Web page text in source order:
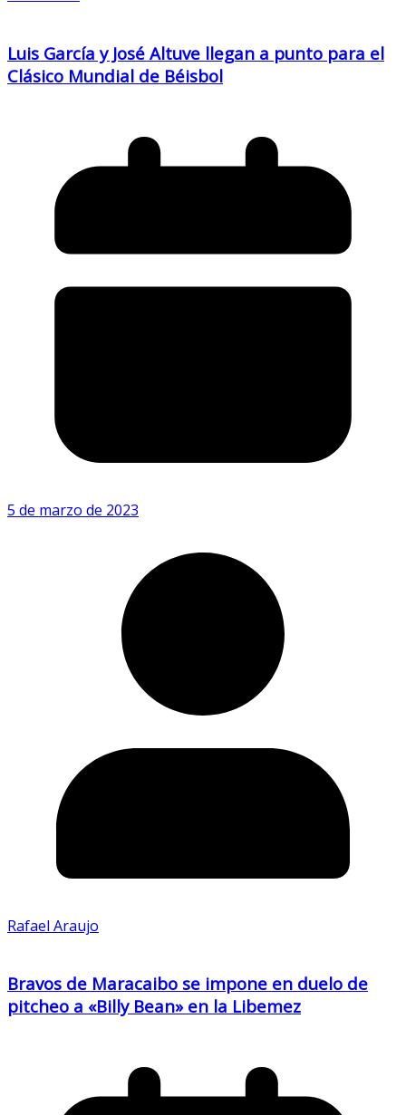
Luis García y José Altuve llegan a punto para el
Clásico Mundial de Béisbol
5 de marzo de 2023
Rafael Araujo
Bravos de Maracaibo se impone en duelo de
pitcheo a «Billy Bean» en la Libemez